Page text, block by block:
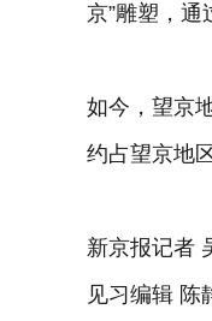
京”雕塑，通
如今，望京
约占望京地
新京报记者
见习编辑 陈